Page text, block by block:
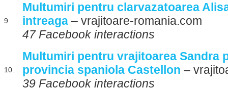
9.
Multumiri pentru clarvazatoarea
intreaga – vrajitoare-romania.com
47 Facebook interactions
10.
Multumiri pentru vrajitoarea Sandra
provincia spaniola Castellon –
39 Facebook interactions